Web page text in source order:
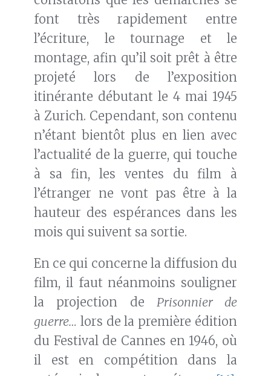
font très rapidement entre
l’écriture, le tournage et le
montage, afin qu’il soit prêt à être
projeté lors de l’exposition
itinérante débutant le 4 mai 1945
à Zurich. Cependant, son contenu
n’étant bientôt plus en lien avec
l’actualité de la guerre, qui touche
à sa fin, les ventes du film à
l’étranger ne vont pas être à la
hauteur des espérances dans les
mois qui suivent sa sortie.
En ce qui concerne la diffusion du
film, il faut néanmoins souligner
la projection de Prisonnier de
guerre… lors de la première édition
du Festival de Cannes en 1946, où
il est en compétition dans la